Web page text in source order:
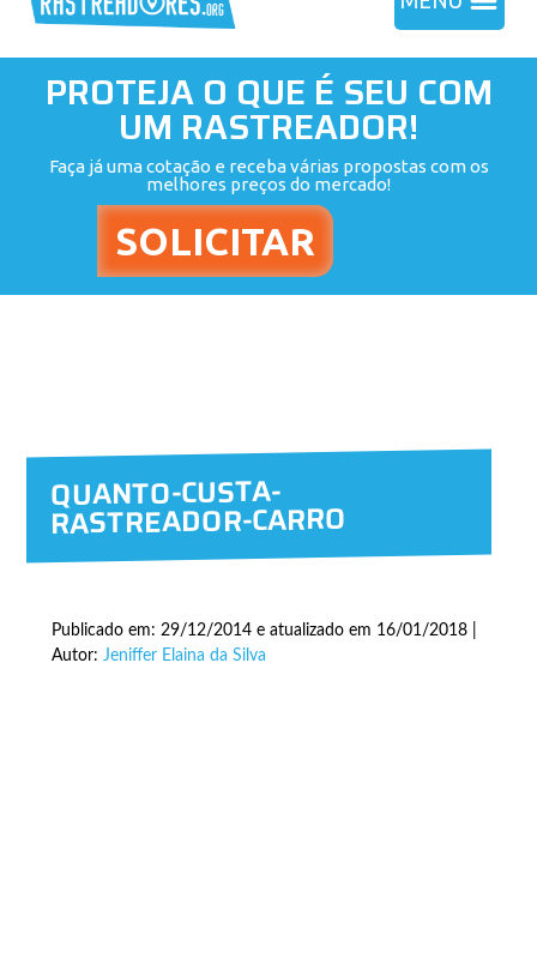
PROTEJA O QUE É SEU COM
UM RASTREADOR!
Faça já uma cotação e receba várias propostas com os
melhores preços do mercado!
QUANTO-CUSTA-
RASTREADOR-CARRO
Publicado em: 29/12/2014 e atualizado em 16/01/2018 |
Autor: Jeniffer Elaina da Silva